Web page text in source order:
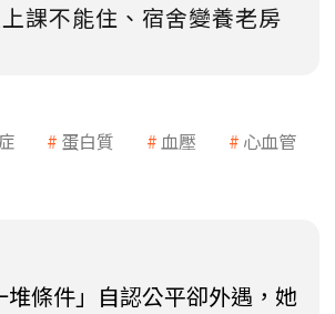
課不能住、宿舍變養老房
蛋白質 血壓
心血管
堆條件」自認公平卻外遇，她